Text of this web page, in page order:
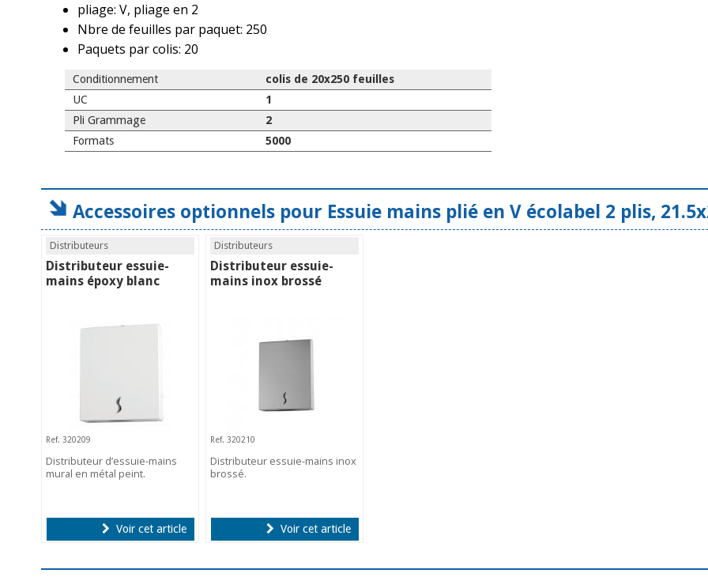
pliage: V, pliage en 2
Nbre de feuilles par paquet: 250
Paquets par colis: 20
Conditionnement
colis de 20x250 feuilles
UC
1
Pli Grammage
2
Formats
5000
Accessoires optionnels pour Essuie mains plié en V écolabel 2 plis,
Distributeurs
Distributeur essuie-
mains époxy blanc
Ref. 320209
Distributeur d’essuie-mains
mural en métal peint.
Voir cet article
Distributeurs
Distributeur essuie-
mains inox brossé
Ref. 320210
Distributeur essuie-mains inox
brossé.
Voir cet article